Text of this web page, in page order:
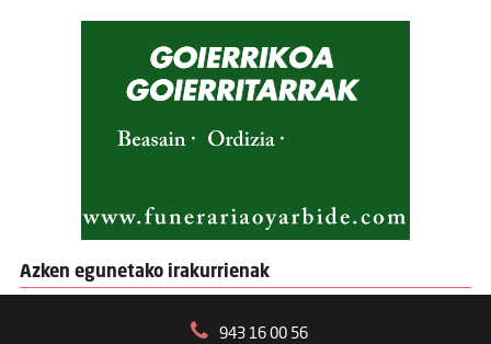
Azken egunetako irakurrienak
943 16 00 56